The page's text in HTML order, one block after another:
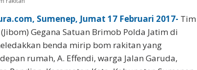
Sumenep, Jumat 17 Februari 2017- Tim
Gegana Satuan Brimob Polda Jatim di
benda mirip bom rakitan yang
rumah, A. Effendi, warga Jalan Garuda,